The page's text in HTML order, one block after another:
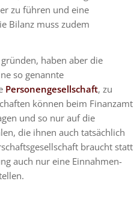
zu führen und eine
Bilanz muss zudem
haben aber die
so genannte
Personengesellschaft, zu
können beim Finanzamt
und so nur auf die
die ihnen auch tatsächlich
braucht statt
auch nur eine Einnahmen-